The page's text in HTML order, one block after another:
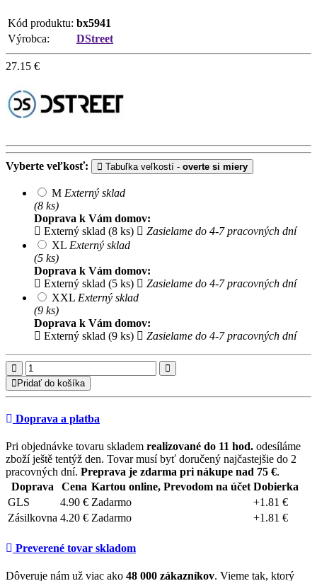
Kód produktu: bx5941
Výrobca:
DStreet
27.15 €
Vyberte veľkosť: Tabuľka veľkostí - overte si miery
M Externý sklad
(8 ks)
Doprava k Vám domov:
Externý sklad (8 ks)
Zasielame do 4-7 pracovných dní
XL Externý sklad
(5 ks)
Doprava k Vám domov:
Externý sklad (5 ks)
Zasielame do 4-7 pracovných dní
XXL Externý sklad
(9 ks)
Doprava k Vám domov:
Externý sklad (9 ks)
Zasielame do 4-7 pracovných dní
Pridať do košíka
Doprava a platba
Pri objednávke tovaru skladem realizované do 11 hod. odesíláme
zboží ještě tentýž den. Tovar musí byť doručený najčastejšie do 2
pracovných dní. Preprava je zdarma pri nákupe nad 75 €.
Doprava
Cena Kartou online, Prevodom na účet Dobierka
GLS
4.90 € Zadarmo
+1.81 €
Zásilkovna 4.20 € Zadarmo +1.81 €
Preverené tovar skladom
Dôveruje nám už viac ako 48 000 zákazníkov. Vieme tak, ktorý